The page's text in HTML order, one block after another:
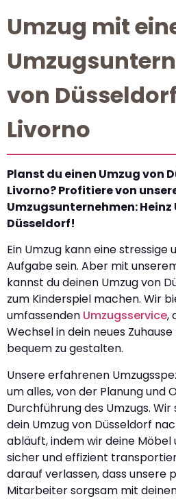
Umzug mit
von
Livorno
Planst du einen Umzug von
Livorno? Profitiere von
Umzugsunternehmen:
Düsseldorf!
Ein Umzug kann eine stressige
Aufgabe sein. Aber mit
kannst du deinen Umzug von
zum Kinderspiel machen. Wir
umfassenden Umzugsservice,
Wechsel in dein neues
bequem zu gestalten.
Unsere erfahrenen
um alles, von der Planung und
Durchführung des Umzugs.
dein Umzug von Düsseldorf
abläuft, indem wir deine Möbel
sicher und effizient
darauf verlassen, dass unsere
Mitarbeiter sorgsam mit